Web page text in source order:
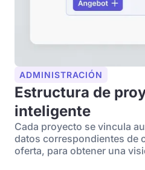
ADMINISTRACIÓN
Estructura de
inteligente
Cada proyecto se vincula
datos correspondientes de
oferta, para obtener una